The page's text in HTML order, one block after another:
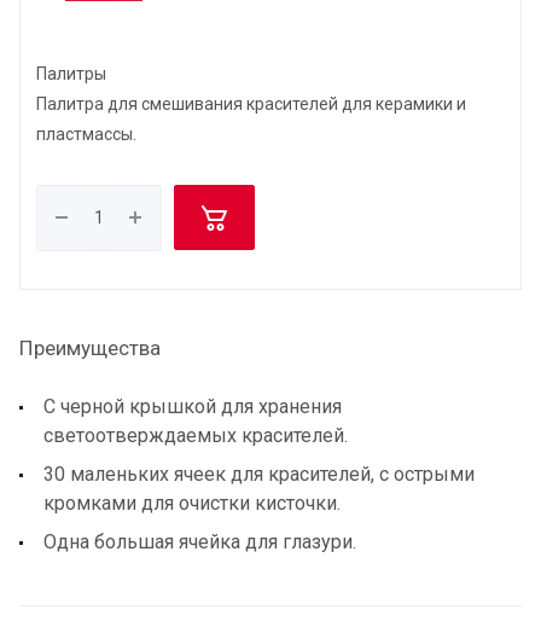
Палитры
Палитра для смешивания красителей для керамики и
пластмассы.
Преимущества
С черной крышкой для хранения
светоотверждаемых красителей.
30 маленьких ячеек для красителей, с острыми
кромками для очистки кисточки.
Одна большая ячейка для глазури.